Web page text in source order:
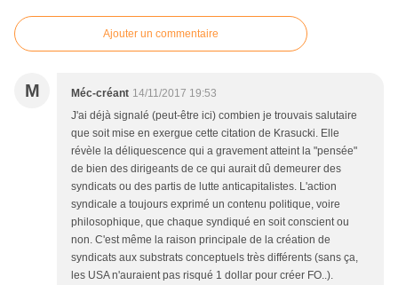
Ajouter un commentaire
M Méc-créant 14/11/2017 19:53
J'ai déjà signalé (peut-être ici) combien je trouvais salutaire
que soit mise en exergue cette citation de Krasucki. Elle
révèle la déliquescence qui a gravement atteint la "pensée"
de bien des dirigeants de ce qui aurait dû demeurer des
syndicats ou des partis de lutte anticapitalistes. L'action
syndicale a toujours exprimé un contenu politique, voire
philosophique, que chaque syndiqué en soit conscient ou
non. C'est même la raison principale de la création de
syndicats aux substrats conceptuels très différents (sans ça,
les USA n'auraient pas risqué 1 dollar pour créer FO..).